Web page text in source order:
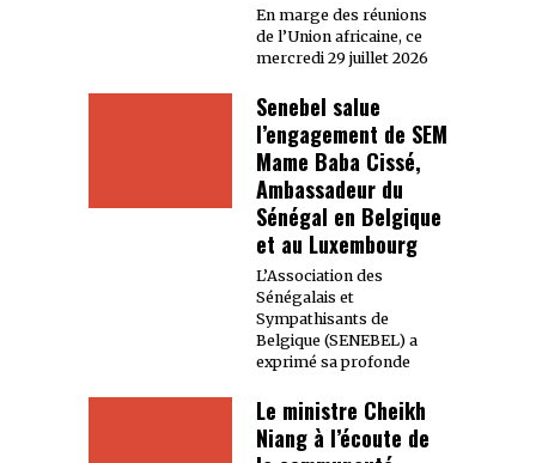
En marge des réunions
de l’Union africaine, ce
mercredi 29 juillet 2026
Senebel salue
l’engagement de SEM
Mame Baba Cissé,
Ambassadeur du
Sénégal en Belgique
et au Luxembourg
L’Association des
Sénégalais et
Sympathisants de
Belgique (SENEBEL) a
exprimé sa profonde
Le ministre Cheikh
Niang à l’écoute de